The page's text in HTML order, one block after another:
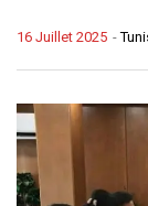
-
16 Juillet 2025